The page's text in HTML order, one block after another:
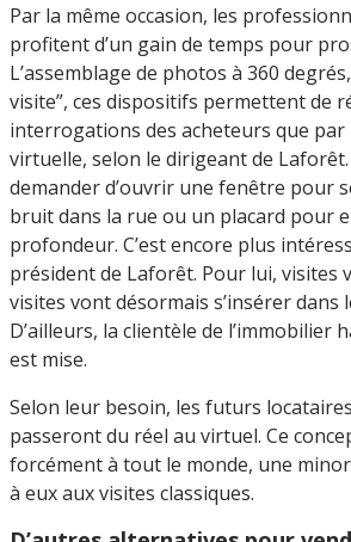
Par la même occasion, les
profitent d’un gain de temps pour
L’assemblage de photos à 360
visite”, ces dispositifs permettent de
interrogations des acheteurs que par
virtuelle, selon le dirigeant de
demander d’ouvrir une fenêtre pour
bruit dans la rue ou un placard pour
profondeur. C’est encore plus
président de Laforêt. Pour lui, visites
visites vont désormais s’insérer dans
D’ailleurs, la clientèle de l’immobilier
est mise.
Selon leur besoin, les futurs
passeront du réel au virtuel. Ce
forcément à tout le monde, une
à eux aux visites classiques.